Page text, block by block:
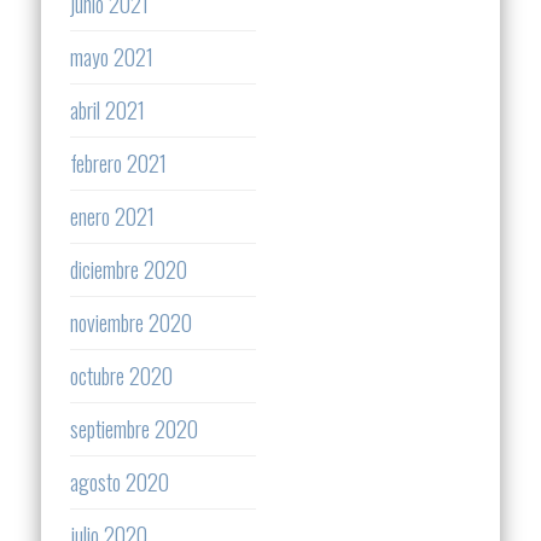
mayo 2021
abril 2021
febrero 2021
enero 2021
diciembre 2020
noviembre 2020
octubre 2020
septiembre 2020
agosto 2020